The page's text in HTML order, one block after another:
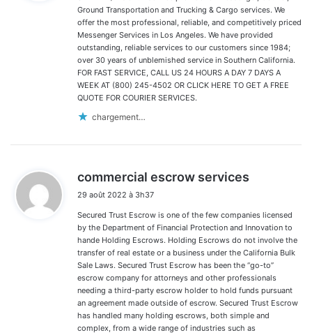
:
Ground Transportation and Trucking & Cargo services. We
offer the most professional, reliable, and competitively priced
Messenger Services in Los Angeles. We have provided
outstanding, reliable services to our customers since 1984;
over 30 years of unblemished service in Southern California.
FOR FAST SERVICE, CALL US 24 HOURS A DAY 7 DAYS A
WEEK AT (800) 245-4502 OR CLICK HERE TO GET A FREE
QUOTE FOR COURIER SERVICES.
chargement…
commercial escrow services
:
29 août 2022 à 3h37
Secured Trust Escrow is one of the few companies licensed
by the Department of Financial Protection and Innovation to
hande Holding Escrows. Holding Escrows do not involve the
transfer of real estate or a business under the California Bulk
Sale Laws. Secured Trust Escrow has been the “go-to”
escrow company for attorneys and other professionals
needing a third-party escrow holder to hold funds pursuant
an agreement made outside of escrow. Secured Trust Escrow
has handled many holding escrows, both simple and
complex, from a wide range of industries such as